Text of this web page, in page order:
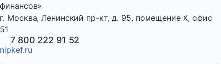
7 800 222 91 52
финансов»
г. Москва, Ленинский пр-кт, д. 95, помещение Х, офис
51
nipkef.ru